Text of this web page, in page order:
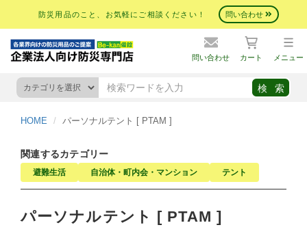
防災用品のこと、お気軽にご相談ください！ 問い合わせ
問い合わせ カート メニュー
HOME パーソナルテント [ PTAM ]
関連するカテゴリー
避難生活 自治体・町内会・マンション テント
パーソナルテント [ PTAM ]